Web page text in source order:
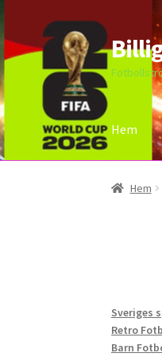
Hoppa
till
Hoppa
till
innehåll
Hem
HemHem
Sveriges
Retro
Barn